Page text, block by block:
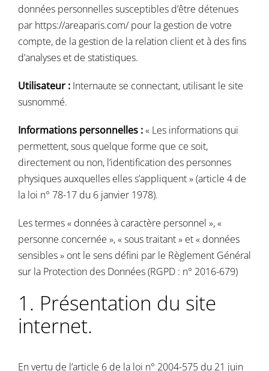
Contactez-nous
données personnelles susceptibles d’être détenues
par https://areaparis.com/pour la gestion de votre
compte, de la gestion de la relation client et à des fins
d’analyses et de statistiques.
Utilisateur :Internaute se connectant, utilisant le site
susnommé.
Informations personnelles :« Les informations qui
permettent, sous quelque forme que ce soit,
directement ou non, l’identification des personnes
physiques auxquelles elles s’appliquent » (article 4 de
la loi n° 78-17 du 6 janvier 1978).
Les termes « données à caractère personnel », «
personne concernée », « sous traitant » et « données
sensibles » ont le sens défini par le Règlement Général
sur la Protection des Données (RGPD : n° 2016-679)
1. Présentation du site
internet.
En vertu de l’article 6 de la loi n° 2004-575 du 21 juin